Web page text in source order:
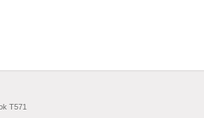
T571